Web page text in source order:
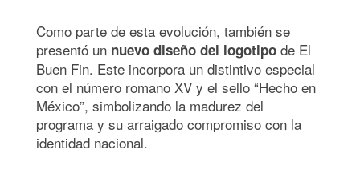
Como parte de esta evolución, también se
presentó un nuevo diseño del logotipo de El
Buen Fin. Este incorpora un distintivo especial
con el número romano XV y el sello “Hecho en
México”, simbolizando la madurez del
programa y su arraigado compromiso con la
identidad nacional.